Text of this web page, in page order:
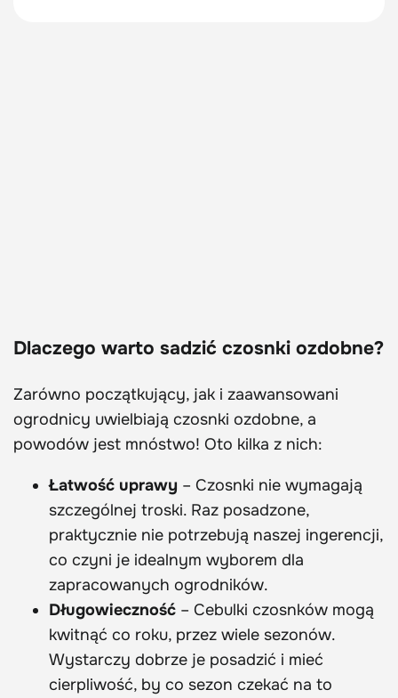
Dlaczego warto sadzić czosnki ozdobne?
Zarówno początkujący, jak i zaawansowani
ogrodnicy uwielbiają czosnki ozdobne, a
powodów jest mnóstwo! Oto kilka z nich:
Łatwość uprawy – Czosnki nie wymagają
szczególnej troski. Raz posadzone,
praktycznie nie potrzebują naszej ingerencji,
co czyni je idealnym wyborem dla
zapracowanych ogrodników.
Długowieczność – Cebulki czosnków mogą
kwitnąć co roku, przez wiele sezonów.
Wystarczy dobrze je posadzić i mieć
cierpliwość, by co sezon czekać na to